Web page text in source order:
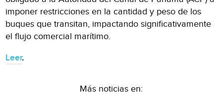
imponer restricciones en la cantidad y peso de los
buques que transitan, impactando significativamente
el flujo comercial marítimo.
Leer.
Más noticias en: